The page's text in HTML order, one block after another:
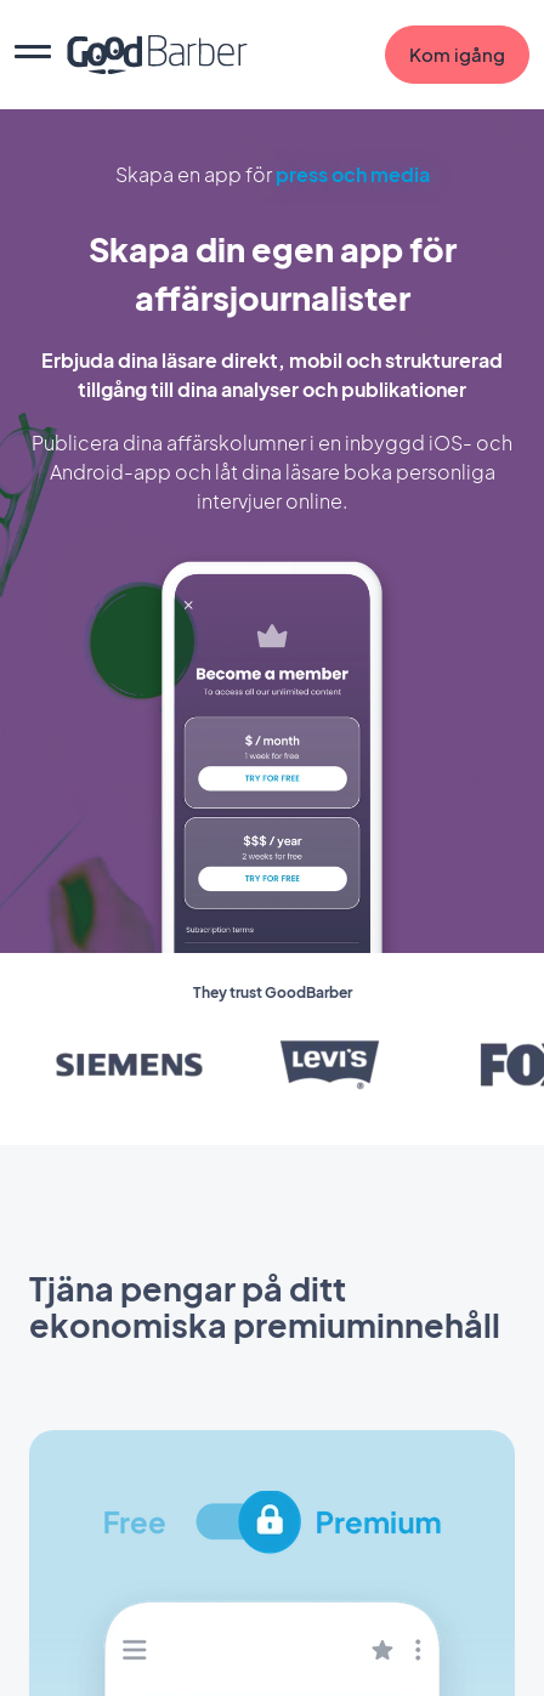
Kom igång
Skapa en app förpress och media
Skapa din egen app för
affärsjournalister
Erbjuda dina läsare direkt, mobil och strukturerad
tillgång till dina analyser och publikationer
Publicera dina affärskolumner i en inbyggd iOS- och
Android-app och låt dina läsare boka personliga
intervjuer online.
They trust GoodBarber
Tjäna pengar på ditt
ekonomiska premiuminnehåll